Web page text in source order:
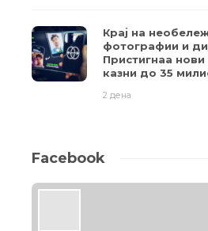
Крај на
фотографии и
Пристигнаа
казни до 35
2 дена
Facebook